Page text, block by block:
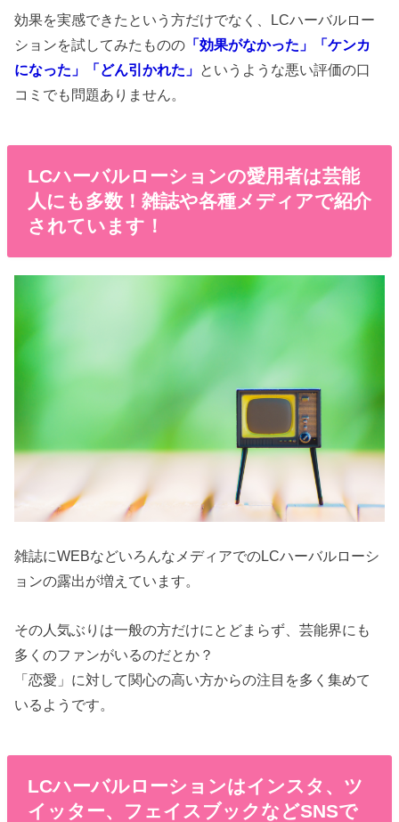
効果を実感できたという方だけでなく、LCハーバルロー
ションを試してみたものの 「効果がなかった」「ケンカ
になった」「どん引かれた」 というような悪い評価の口
コミでも問題ありません。
LCハーバルローションの愛用者は芸能
人にも多数！雑誌や各種メディアで紹介
されています！
雑誌にWEBなどいろんなメディアでのLCハーバルローシ
ョンの露出が増えています。
その人気ぶりは一般の方だけにとどまらず、芸能界にも
多くのファンがいるのだとか？
「恋愛」に対して関心の高い方からの注目を多く集めて
いるようです。
LCハーバルローションはインスタ、ツ
イッター、フェイスブックなどSNSで